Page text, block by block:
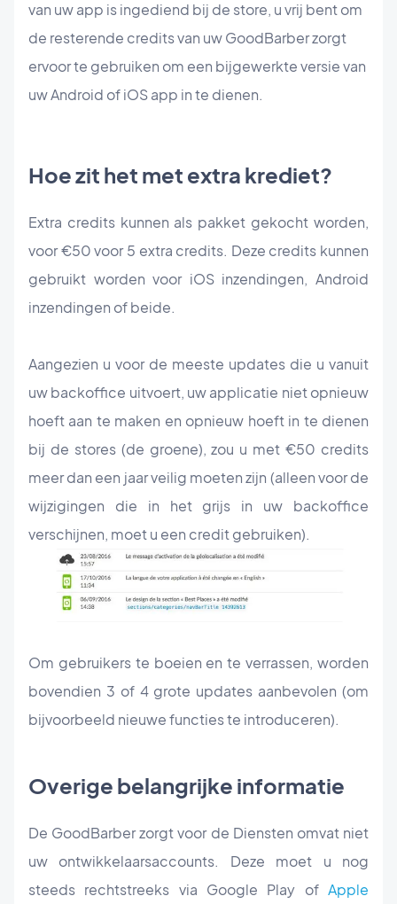
van uw app is ingediend bij de store, u vrij bent om
de resterende credits van uw GoodBarber zorgt
ervoor te gebruiken om een bijgewerkte versie van
uw Android of iOS app in te dienen.
Hoe zit het met extra krediet?
Extra credits kunnen als pakket gekocht worden,
voor €50 voor 5 extra credits. Deze credits kunnen
gebruikt worden voor iOS inzendingen, Android
inzendingen of beide.
Aangezien u voor de meeste updates die u vanuit
uw backoffice uitvoert, uw applicatie niet opnieuw
hoeft aan te maken en opnieuw hoeft in te dienen
bij de stores (de groene), zou u met €50 credits
meer dan een jaar veilig moeten zijn (alleen voor de
wijzigingen die in het grijs in uw backoffice
verschijnen, moet u een credit gebruiken).
Om gebruikers te boeien en te verrassen, worden
bovendien 3 of 4 grote updates aanbevolen (om
bijvoorbeeld nieuwe functies te introduceren).
Overige belangrijke informatie
De GoodBarber zorgt voor de Diensten omvat niet
uw ontwikkelaarsaccounts. Deze moet u nog
steeds rechtstreeks via Google Play of Apple